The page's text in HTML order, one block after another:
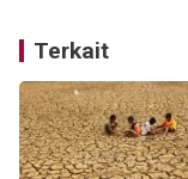
Terkait